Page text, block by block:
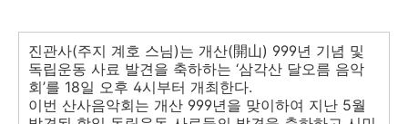
진관사(주지 계호 스님)는 개산(開山) 999년 기념 및
독립운동 사료 발견을 축하하는 ‘삼각산 달오름 음악
회’를 18일 오후 4시부터 개최한다.
이번 산사음악회는 개산 999년을 맞이하여 지난 5월